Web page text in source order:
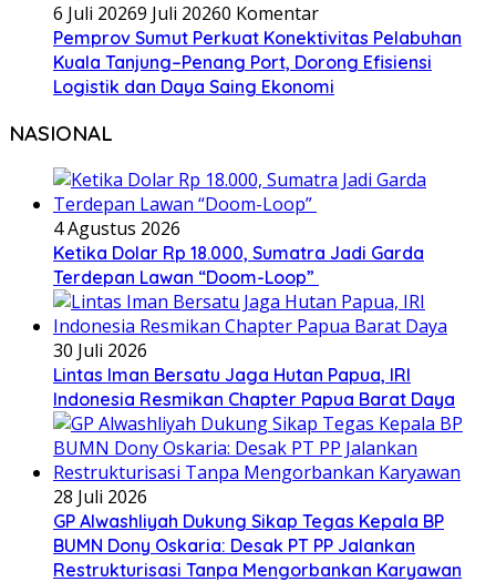
6 Juli 20269 Juli 20260 Komentar
Pemprov Sumut Perkuat Konektivitas Pelabuhan
Kuala Tanjung–Penang Port, Dorong Efisiensi
Logistik dan Daya Saing Ekonomi
NASIONAL
4 Agustus 2026
Ketika Dolar Rp 18.000, Sumatra Jadi Garda
Terdepan Lawan “Doom-Loop”
30 Juli 2026
Lintas Iman Bersatu Jaga Hutan Papua, IRI
Indonesia Resmikan Chapter Papua Barat Daya
28 Juli 2026
GP Alwashliyah Dukung Sikap Tegas Kepala BP
BUMN Dony Oskaria: Desak PT PP Jalankan
Restrukturisasi Tanpa Mengorbankan Karyawan